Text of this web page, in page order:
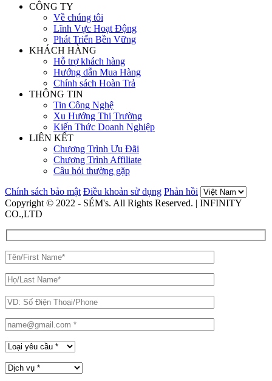
CÔNG TY
Về chúng tôi
Lĩnh Vực Hoạt Động
Phát Triển Bền Vững
KHÁCH HÀNG
Hỗ trợ khách hàng
Hướng dẫn Mua Hàng
Chính sách Hoàn Trả
THÔNG TIN
Tin Công Nghệ
Xu Hướng Thị Trường
Kiến Thức Doanh Nghiệp
LIÊN KẾT
Chương Trình Ưu Đãi
Chương Trình Affiliate
Câu hỏi thường gặp
Chính sách bảo mật Điều khoản sử dụng Phản hồi
Copyright © 2022 - SÉM's. All Rights Reserved. | INFINITY
CO.,LTD